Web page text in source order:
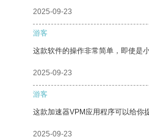
2025-09-23
游客
这款软件的操作非常简单，即使是
2025-09-23
游客
这款加速器VPM应用程序可以给你
2025-09-23